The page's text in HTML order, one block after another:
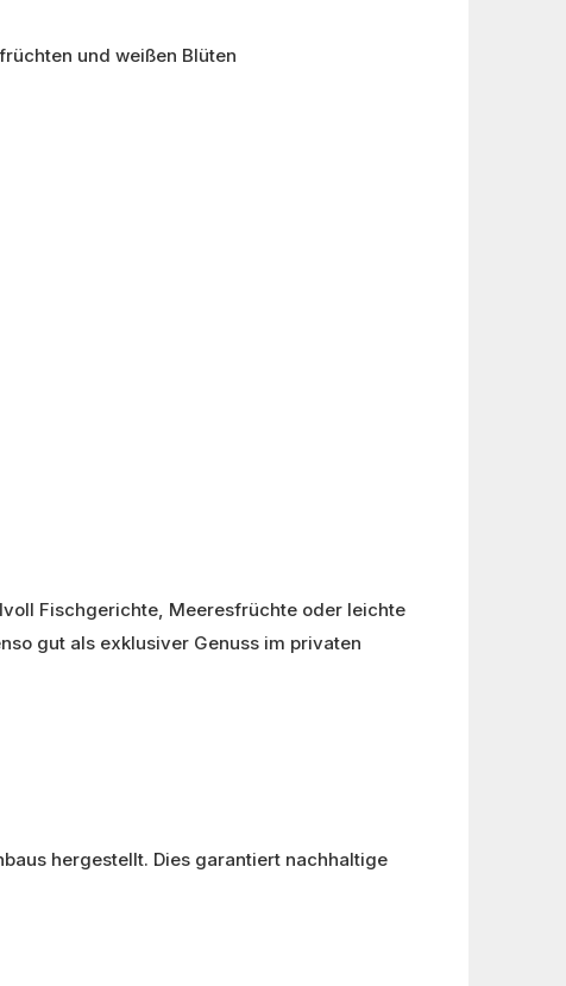
und weißen Blüten
Fischgerichte, Meeresfrüchte oder leichte
gut als exklusiver Genuss im privaten
hergestellt. Dies garantiert nachhaltige